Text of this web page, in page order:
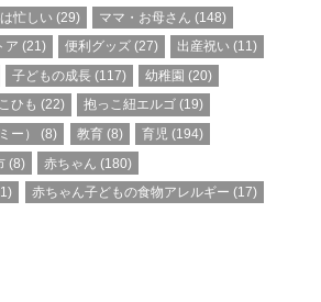
忙しい(29) ママ・お母さん (148)
ア (21) 便利グッズ(27) 出産祝い (11)
子どもの成長(117) 幼稚園 (20)
ひも (22) 抱っこ紐エルゴ(19)
ー）
(8) 教育(8) 育児 (194)
(8) 赤ちゃん (180)
赤ちゃん子どもの食物アレルギー (17)